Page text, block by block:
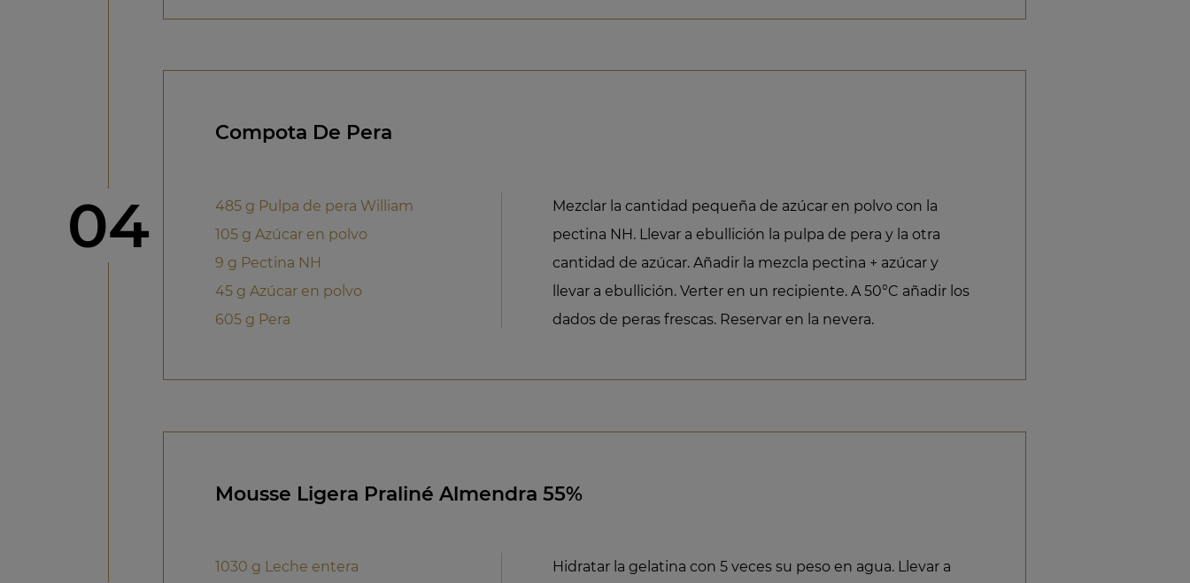
Paso
04
Compota De Pera
485 g Pulpa de pera William
105 g Azúcar en polvo
9 g Pectina NH
45 g Azúcar en polvo
605 g Pera
Mezclar la cantidad pequeña de azúcar en polvo con la
pectina NH. Llevar a ebullición la pulpa de pera y la otra
cantidad de azúcar. Añadir la mezcla pectina + azúcar y
llevar a ebullición. Verter en un recipiente. A 50°C añadir los
dados de peras frescas. Reservar en la nevera.
Mousse Ligera Praliné Almendra 55%
1030 g Leche entera
Hidratar la gelatina con 5 veces su peso en agua. Llevar a